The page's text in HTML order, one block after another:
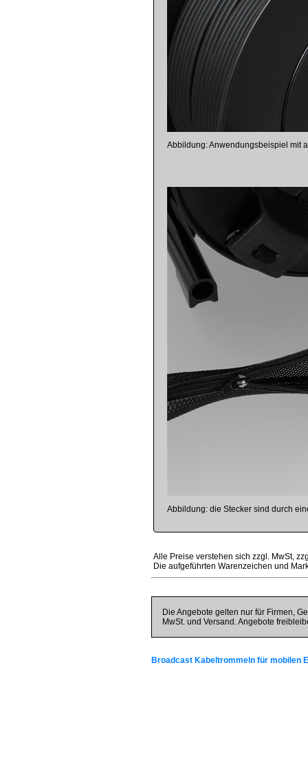
Abbildung: Anwendungsbeispiel mit
Abbildung: die Stecker sind durch
Alle Preise verstehen sich zzgl. MwSt,
Die aufgeführten Warenzeichen und
Die Angebote gelten nur für Firmen,
MwSt. und Versand. Angebote
Broadcast Kabeltrommeln für mobilen